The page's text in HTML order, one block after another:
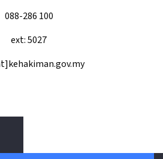
088-286 100
ext: 5027